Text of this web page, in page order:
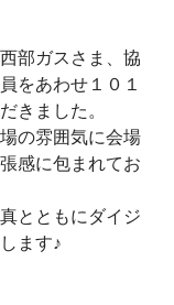
部ガスさま、協
をあわせ１０１
きました。
の雰囲気に会場
感に包まれてお
とともにダイジ
ます♪